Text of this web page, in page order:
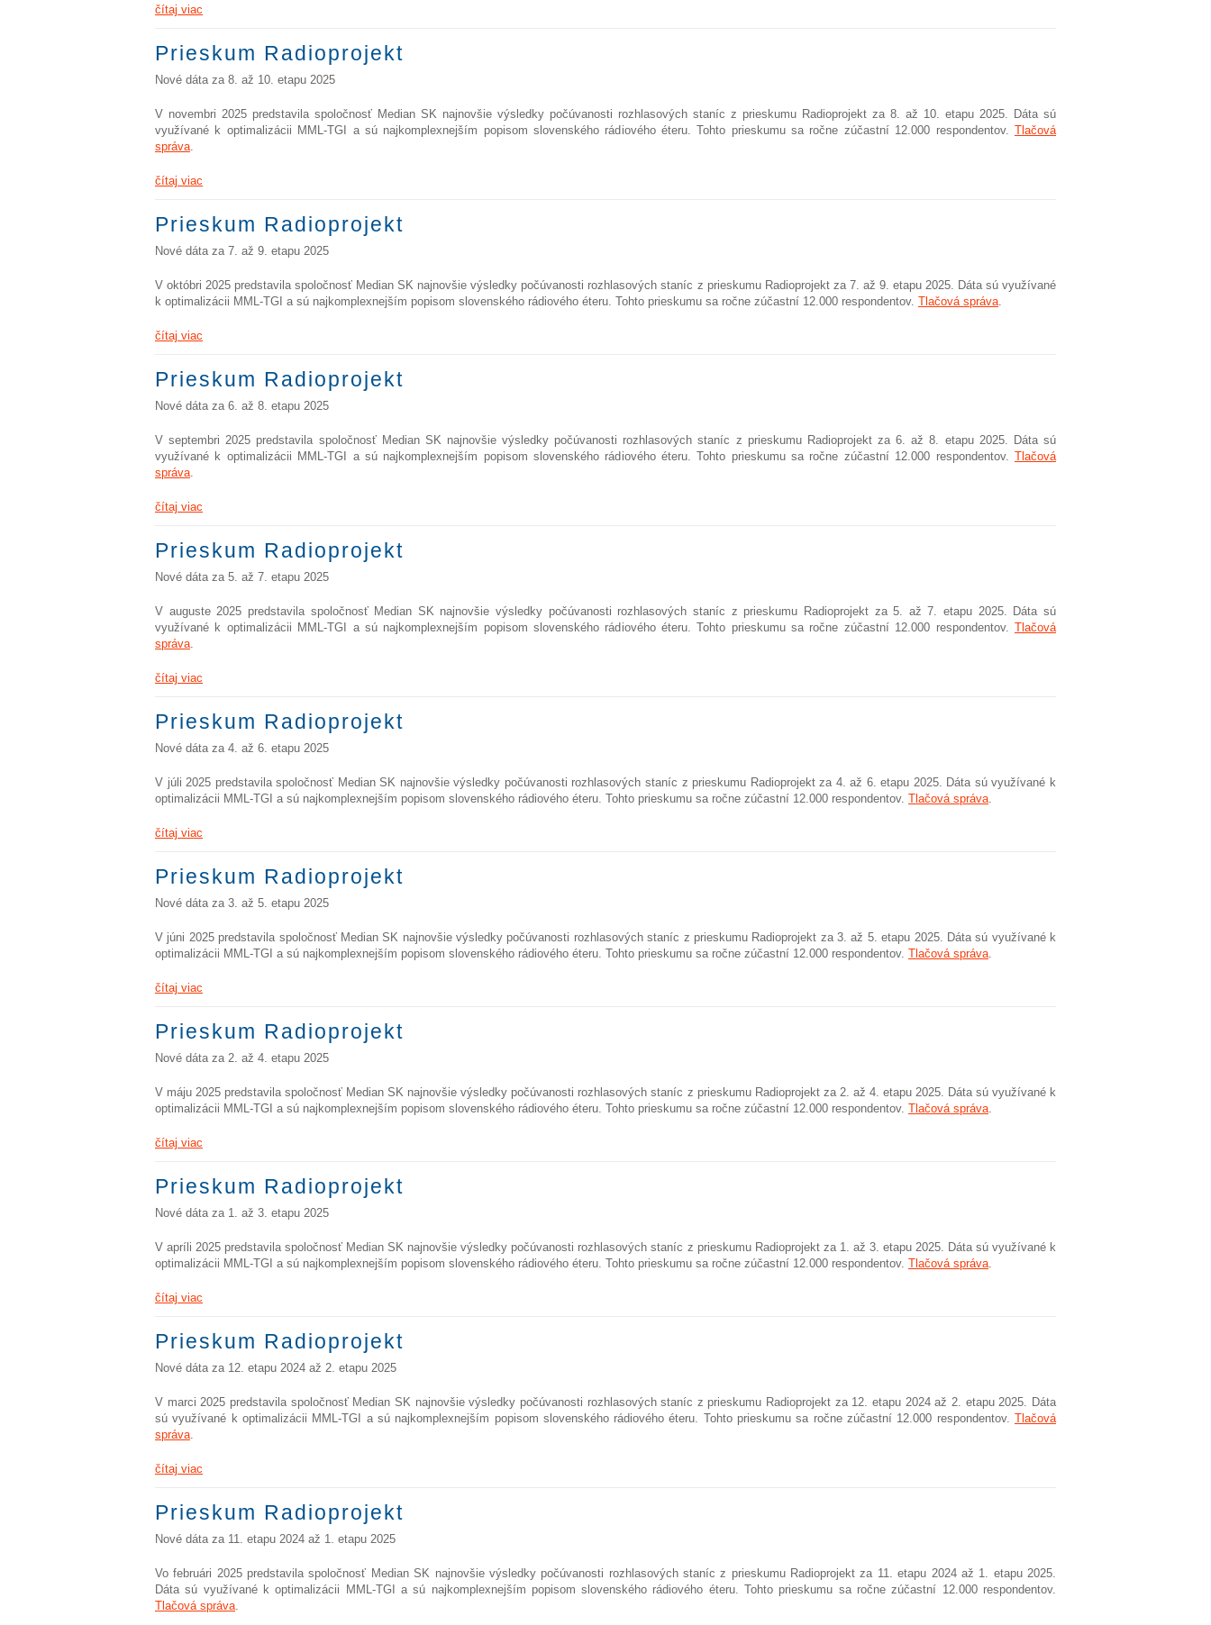
čítaj viac
Prieskum Radioprojekt
Nové dáta za 8. až 10. etapu 2025
V novembri 2025 predstavila spoločnosť Median SK najnovšie výsledky počúvanosti rozhlasových staníc z prieskumu Radioprojekt za 8. až 10. etapu 2025. Dáta sú
využívané k optimalizácii MML-TGI a sú najkomplexnejším popisom slovenského rádiového éteru. Tohto prieskumu sa ročne zúčastní 12.000 respondentov. Tlačová
správa.
čítaj viac
Prieskum Radioprojekt
Nové dáta za 7. až 9. etapu 2025
V októbri 2025 predstavila spoločnosť Median SK najnovšie výsledky počúvanosti rozhlasových staníc z prieskumu Radioprojekt za 7. až 9. etapu 2025. Dáta sú využívané
k optimalizácii MML-TGI a sú najkomplexnejším popisom slovenského rádiového éteru. Tohto prieskumu sa ročne zúčastní 12.000 respondentov. Tlačová správa.
čítaj viac
Prieskum Radioprojekt
Nové dáta za 6. až 8. etapu 2025
V septembri 2025 predstavila spoločnosť Median SK najnovšie výsledky počúvanosti rozhlasových staníc z prieskumu Radioprojekt za 6. až 8. etapu 2025. Dáta sú
využívané k optimalizácii MML-TGI a sú najkomplexnejším popisom slovenského rádiového éteru. Tohto prieskumu sa ročne zúčastní 12.000 respondentov. Tlačová
správa.
čítaj viac
Prieskum Radioprojekt
Nové dáta za 5. až 7. etapu 2025
V auguste 2025 predstavila spoločnosť Median SK najnovšie výsledky počúvanosti rozhlasových staníc z prieskumu Radioprojekt za 5. až 7. etapu 2025. Dáta sú
využívané k optimalizácii MML-TGI a sú najkomplexnejším popisom slovenského rádiového éteru. Tohto prieskumu sa ročne zúčastní 12.000 respondentov. Tlačová
správa.
čítaj viac
Prieskum Radioprojekt
Nové dáta za 4. až 6. etapu 2025
V júli 2025 predstavila spoločnosť Median SK najnovšie výsledky počúvanosti rozhlasových staníc z prieskumu Radioprojekt za 4. až 6. etapu 2025. Dáta sú využívané k
optimalizácii MML-TGI a sú najkomplexnejším popisom slovenského rádiového éteru. Tohto prieskumu sa ročne zúčastní 12.000 respondentov. Tlačová správa.
čítaj viac
Prieskum Radioprojekt
Nové dáta za 3. až 5. etapu 2025
V júni 2025 predstavila spoločnosť Median SK najnovšie výsledky počúvanosti rozhlasových staníc z prieskumu Radioprojekt za 3. až 5. etapu 2025. Dáta sú využívané k
optimalizácii MML-TGI a sú najkomplexnejším popisom slovenského rádiového éteru. Tohto prieskumu sa ročne zúčastní 12.000 respondentov. Tlačová správa.
čítaj viac
Prieskum Radioprojekt
Nové dáta za 2. až 4. etapu 2025
V máju 2025 predstavila spoločnosť Median SK najnovšie výsledky počúvanosti rozhlasových staníc z prieskumu Radioprojekt za 2. až 4. etapu 2025. Dáta sú využívané k
optimalizácii MML-TGI a sú najkomplexnejším popisom slovenského rádiového éteru. Tohto prieskumu sa ročne zúčastní 12.000 respondentov. Tlačová správa.
čítaj viac
Prieskum Radioprojekt
Nové dáta za 1. až 3. etapu 2025
V apríli 2025 predstavila spoločnosť Median SK najnovšie výsledky počúvanosti rozhlasových staníc z prieskumu Radioprojekt za 1. až 3. etapu 2025. Dáta sú využívané k
optimalizácii MML-TGI a sú najkomplexnejším popisom slovenského rádiového éteru. Tohto prieskumu sa ročne zúčastní 12.000 respondentov. Tlačová správa.
čítaj viac
Prieskum Radioprojekt
Nové dáta za 12. etapu 2024 až 2. etapu 2025
V marci 2025 predstavila spoločnosť Median SK najnovšie výsledky počúvanosti rozhlasových staníc z prieskumu Radioprojekt za 12. etapu 2024 až 2. etapu 2025. Dáta
sú využívané k optimalizácii MML-TGI a sú najkomplexnejším popisom slovenského rádiového éteru. Tohto prieskumu sa ročne zúčastní 12.000 respondentov. Tlačová
správa.
čítaj viac
Prieskum Radioprojekt
Nové dáta za 11. etapu 2024 až 1. etapu 2025
Vo februári 2025 predstavila spoločnosť Median SK najnovšie výsledky počúvanosti rozhlasových staníc z prieskumu Radioprojekt za 11. etapu 2024 až 1. etapu 2025.
Dáta sú využívané k optimalizácii MML-TGI a sú najkomplexnejším popisom slovenského rádiového éteru. Tohto prieskumu sa ročne zúčastní 12.000 respondentov.
Tlačová správa.